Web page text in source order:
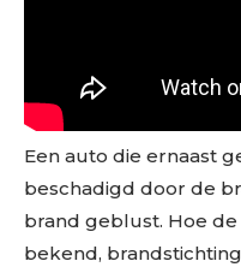
Een auto die ernaast
beschadigd door de
brand geblust. Hoe de
bekend,